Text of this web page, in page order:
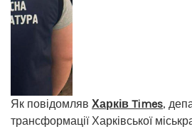
Як повідомляв Харків Times,
трансформації Харківської